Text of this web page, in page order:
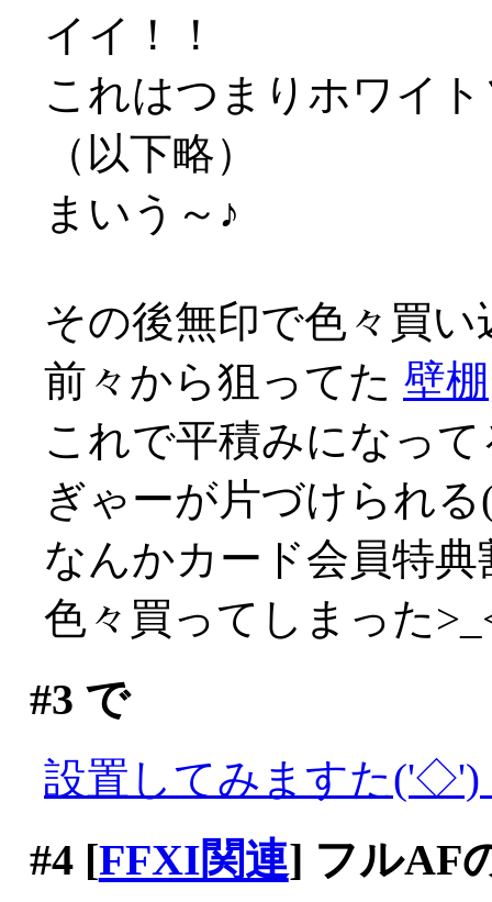
イイ！！
これはつまりホワイ
（以下略）
まいう～♪
その後無印で色々買い
前々から狙ってた 壁棚
これで平積みになっ
ぎゃーが片づけられる
なんかカード会員特
色々買ってしまった
#3 で
設置してみますた('◇')
#4[FFXI関連] フルAF